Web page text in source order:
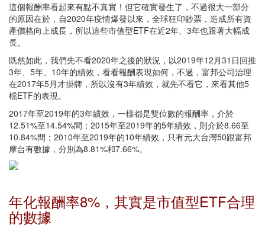
這個報酬率看起來有點不真實！但它確實發生了，不過很大一部分
的原因在於，自2020年疫情爆發以來，全球狂印鈔票，造成所有資
產價格向上成長，所以這些市值型ETF在近2年、3年也跟著大幅成
長。
既然如此，我們先不看2020年之後的狀況，以2019年12月31日回推
3年、5年、10年的績效，看看報酬表現如何，不過，富邦公司治理
在2017年5月才掛牌，所以沒有3年績效，就先不看它，來看其他5
檔ETF的表現。
2017年至2019年的3年績效，一樣都是雙位數的報酬率，介於
12.51%至14.54%間；2015年至2019年的5年績效，則介於8.66至
10.84%間；2010年至2019年的10年績效，只有元大台灣50跟富邦
摩台有數據，分別為8.81%和7.66%。
年化報酬率8%，其實是市值型ETF合理
的數據